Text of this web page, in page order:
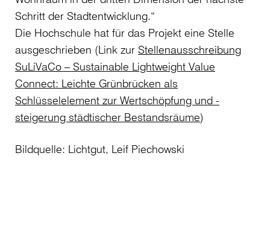
Schritt der Stadtentwicklung.“
Die Hochschule hat für das Projekt eine Stelle
ausgeschrieben (Link zur Stellenausschreibung
SuLiVaCo – Sustainable Lightweight Value
Connect: Leichte Grünbrücken als
Schlüsselelement zur Wertschöpfung und -
steigerung städtischer Bestandsräume)
Bildquelle: Lichtgut, Leif Piechowski